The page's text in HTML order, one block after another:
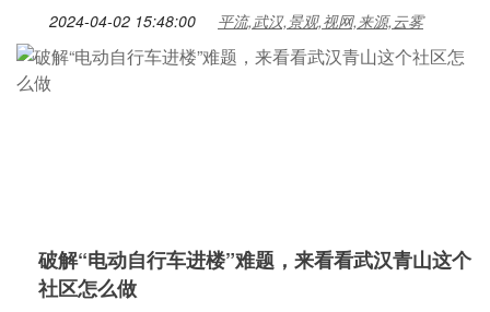
2024-04-02 15:48:00 平流,武汉,景观,视网,来源,云雾
破解“电动自行车进楼”难题，来看看武汉青山这个
社区怎么做